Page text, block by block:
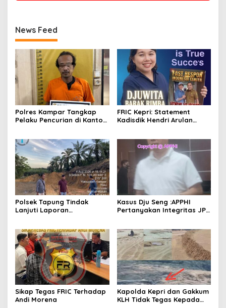
News Feed
Polres Kampar Tangkap
Pelaku Pencurian di Kantor
FRIC Kepri: Statement
Kadisdik Hendri Arulan
Polsek Tapung Tindak
Lanjuti Laporan
Desa Bencah Kelubi
Kasus Dju Seng :APPHI
Pertanyakan Integritas JPU
Jampidsus
Sikap Tegas FRIC Terhadap
Andi Morena
Kapolda Kepri dan Gakkum
KLH Tidak Tegas Kepada